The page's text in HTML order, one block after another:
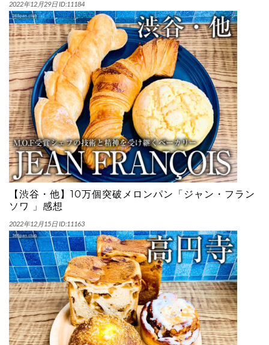
2022年12月29日 ID:11184
【渋谷・他】10万個突破メロンパン「ジャン・フラン
ソワ 」感想
2022年12月15日 ID:11163